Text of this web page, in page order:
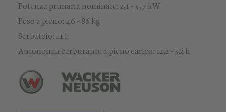
Potenza primaria nominale: 2,1 - 5 ,7 kW
Peso a pieno: 46 - 86 kg
Serbatoio: 11 l
Autonomia carburante a pieno carico: 12,2 - 5,2 h